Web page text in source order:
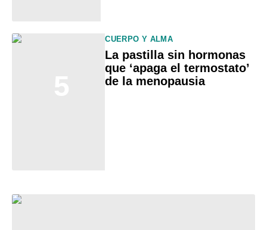
CUERPO Y ALMA
La pastilla sin hormonas
que ‘apaga el termostato’
de la menopausia